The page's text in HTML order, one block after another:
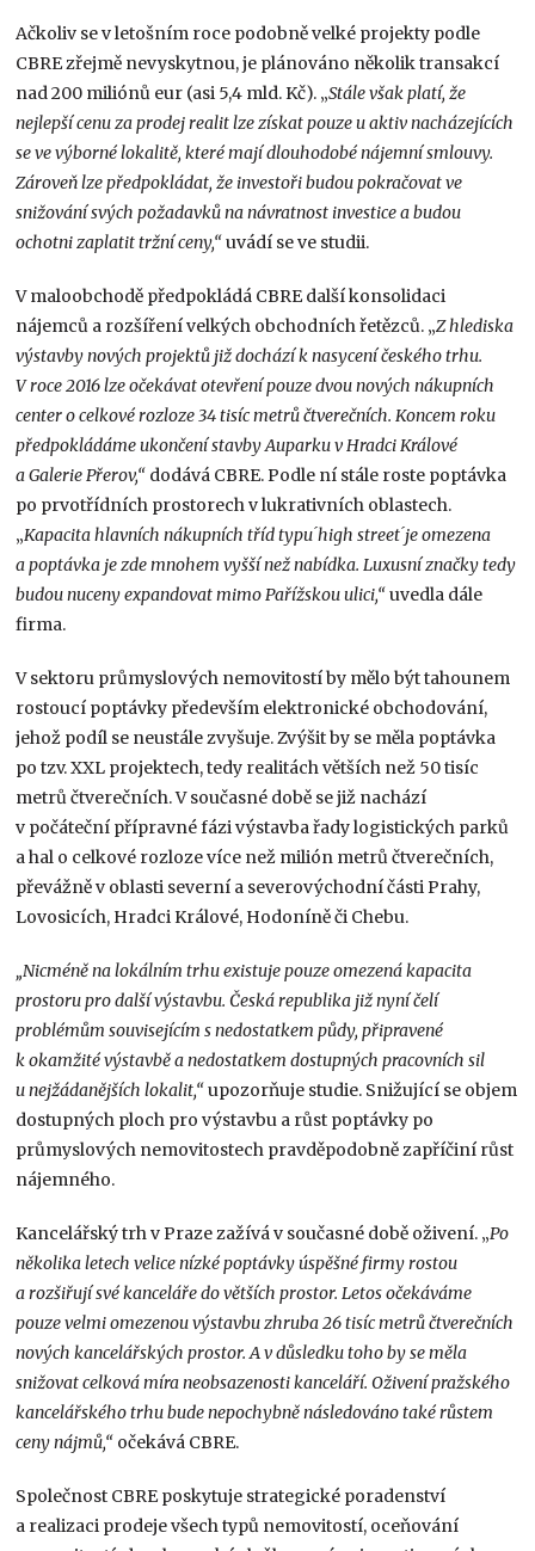
Ačkoliv se v letošním roce podobně velké projekty podle
CBRE zřejmě nevyskytnou, je plánováno několik transakcí
nad 200 miliónů eur (asi 5,4 mld. Kč). „Stále však platí, že
nejlepší cenu za prodej realit lze získat pouze u aktiv nacházejících
se ve výborné lokalitě, které mají dlouhodobé nájemní smlouvy.
Zároveň lze předpokládat, že investoři budou pokračovat ve
snižování svých požadavků na návratnost investice a budou
ochotni zaplatit tržní ceny,“uvádí se ve studii.
V maloobchodě předpokládá CBRE další konsolidaci
nájemců a rozšíření velkých obchodních řetězců. „Z hlediska
výstavby nových projektů již dochází k nasycení českého trhu.
V roce 2016 lze očekávat otevření pouze dvou nových nákupních
center o celkové rozloze 34 tisíc metrů čtverečních. Koncem roku
předpokládáme ukončení stavby Auparku v Hradci Králové
a Galerie Přerov,“ dodává CBRE. Podle ní stále roste poptávka
po prvotřídních prostorech v lukrativních oblastech.
„Kapacita hlavních nákupních tříd typu ́high street ́je omezena
a poptávka je zde mnohem vyšší než nabídka. Luxusní značky tedy
budou nuceny expandovat mimo Pařížskou ulici,“uvedla dále
firma.
V sektoru průmyslových nemovitostí by mělo být tahounem
rostoucí poptávky především elektronické obchodování,
jehož podíl se neustále zvyšuje. Zvýšit by se měla poptávka
po tzv. XXL projektech, tedy realitách větších než 50 tisíc
metrů čtverečních. V současné době se již nachází
v počáteční přípravné fázi výstavba řady logistických parků
a hal o celkové rozloze více než milión metrů čtverečních,
převážně v oblasti severní a severovýchodní části Prahy,
Lovosicích, Hradci Králové, Hodoníně či Chebu.
„Nicméně na lokálním trhu existuje pouze omezená kapacita
prostoru pro další výstavbu. Česká republika již nyní čelí
problémům souvisejícím s nedostatkem půdy, připravené
k okamžité výstavbě a nedostatkem dostupných pracovních sil
u nejžádanějších lokalit,“upozorňuje studie. Snižující se objem
dostupných ploch pro výstavbu a růst poptávky po
průmyslových nemovitostech pravděpodobně zapříčiní růst
nájemného.
Kancelářský trh v Praze zažívá v současné době oživení. „Po
několika letech velice nízké poptávky úspěšné firmy rostou
a rozšiřují své kanceláře do větších prostor. Letos očekáváme
pouze velmi omezenou výstavbu zhruba 26 tisíc metrů čtverečních
nových kancelářských prostor. A v důsledku toho by se měla
snižovat celková míra neobsazenosti kanceláří. Oživení pražského
kancelářského trhu bude nepochybně následováno také růstem
ceny nájmů,“ očekává CBRE.
Společnost CBRE poskytuje strategické poradenství
a realizaci prodeje všech typů nemovitostí, oceňování